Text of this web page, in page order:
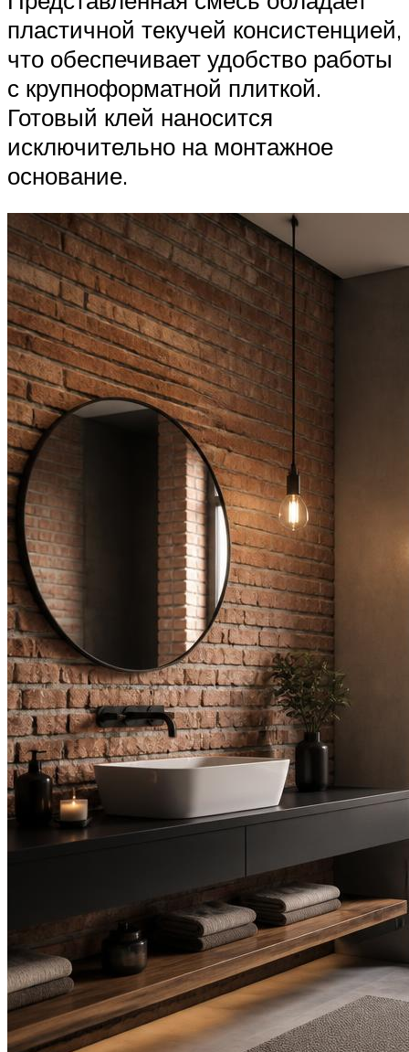
пластичной текучей консистенцией,
что обеспечивает удобство работы
с крупноформатной плиткой.
Готовый клей наносится
исключительно на монтажное
основание.